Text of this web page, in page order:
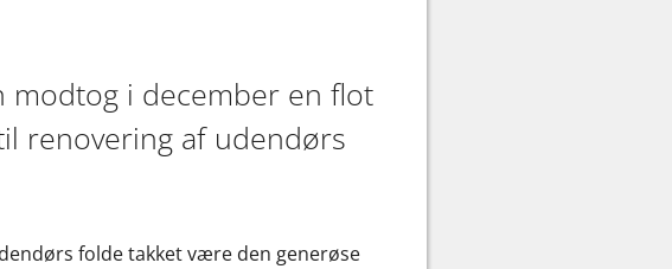
modtog i december en flot
renovering af udendørs
folde takket være den generøse